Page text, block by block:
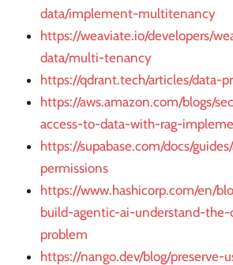
data/implement-multitenancy
https://weaviate.io/developers/
data/multi-tenancy
https://qdrant.tech/articles/data-
https://aws.amazon.com/blogs/
access-to-data-with-rag-
https://supabase.com/docs/
permissions
https://www.hashicorp.com/en/
build-agentic-ai-understand-
problem
https://nango.dev/blog/preserve-